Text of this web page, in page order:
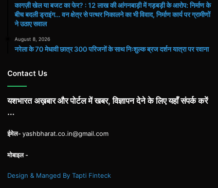
कागज़ी खेल या बजट का फेर? : 12 लाख की आंगनबाड़ी में गड़बड़ी के आरोप: निर्माण के
बीच बदली ड्राइंग… वन क्षेत्र से पत्थर निकालने का भी विवाद, निर्माण कार्य पर ग्रामीणों
ने उठाए सवाल
August 8, 2026
नरेला के 70 मेधावी छात्र 300 परिजनों के साथ निःशुल्क ब्रज दर्शन यात्रा पर रवाना
Contact Us
यशभारत अख़बार और पोर्टल में खबर, विज्ञापन देने के लिए यहाँ संपर्क करें
...
ईमेल-yashbharat.co.in@gmail.com
मोबाइल -
Design & Manged By Tapti Finteck